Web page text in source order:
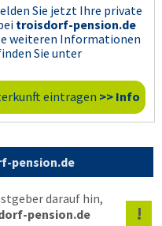
Sie jetzt Ihre private
troisdorf-pension.de
weiteren Informationen
Sie unter
eintragen >> Info
pension.de
darauf hin,
pension.de
!